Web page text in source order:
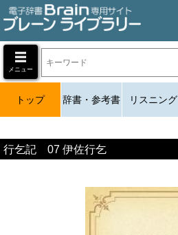
メニュー
トップ 辞書・参考書 リスニング
行乞記 07 伊佐行乞